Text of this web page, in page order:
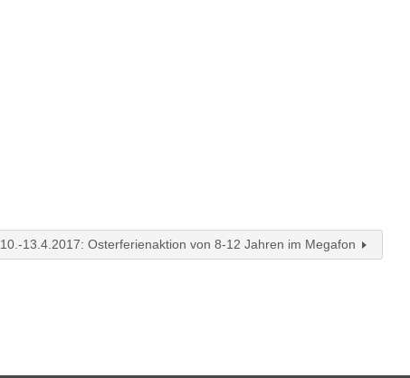
10.-13.4.2017: Osterferienaktion von 8-12 Jahren im Megafon